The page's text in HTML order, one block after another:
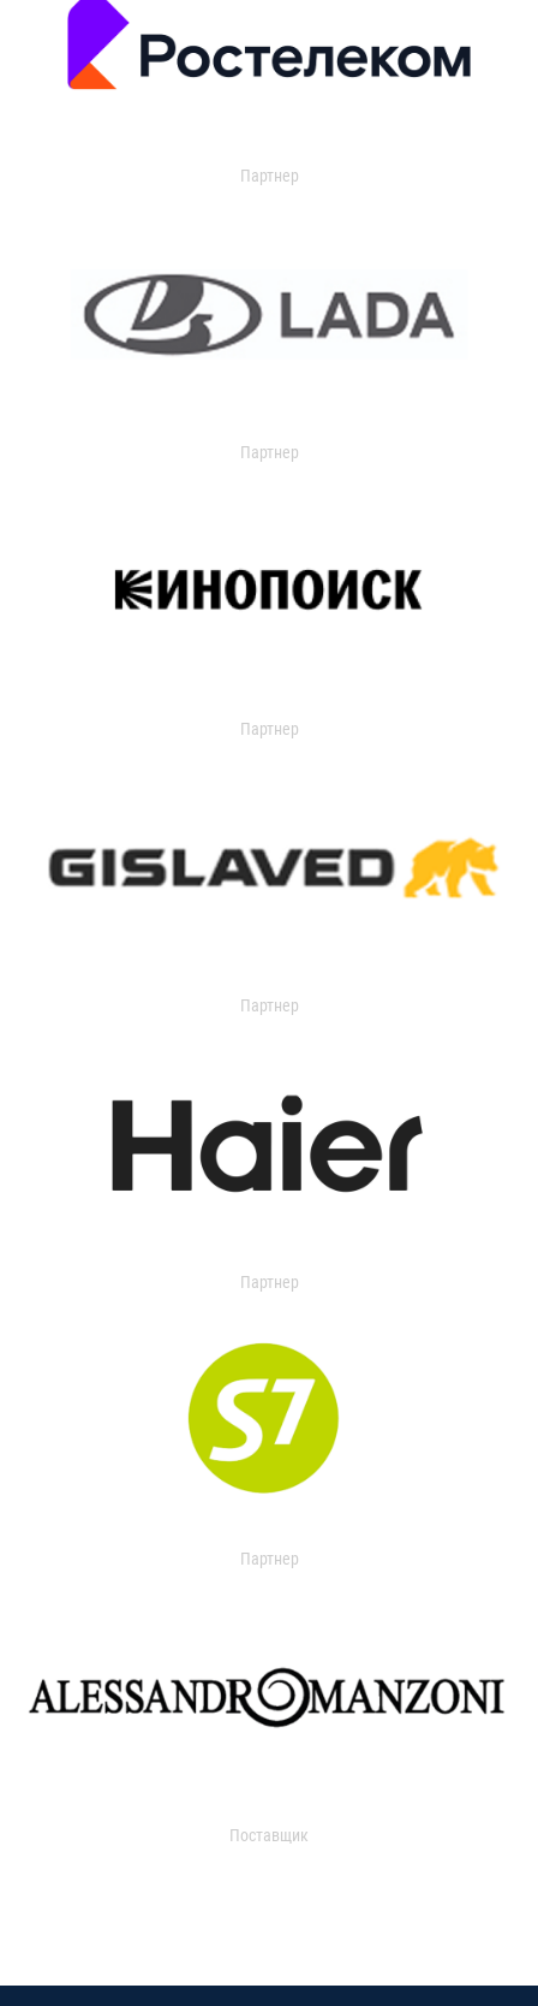
Партнер
Партнер
Партнер
Партнер
Партнер
Партнер
Поставщик